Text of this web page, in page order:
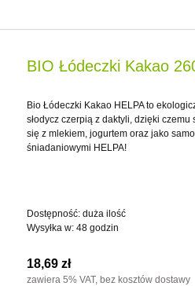
BIO Łódeczki Kakao
Bio Łódeczki Kakao HELPA to
słodycz czerpią z daktyli, dzięki
się z mlekiem, jogurtem oraz jako
śniadaniowymi HELPA!
Dostępność: duża ilość
Wysyłka w: 48 godzin
18,69 zł
zawiera 5% VAT, bez kosztów dostawy